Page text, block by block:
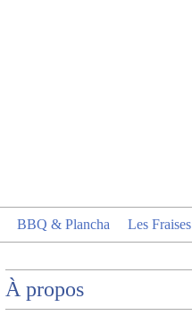
BBQ & Plancha Les Fraises
À propos